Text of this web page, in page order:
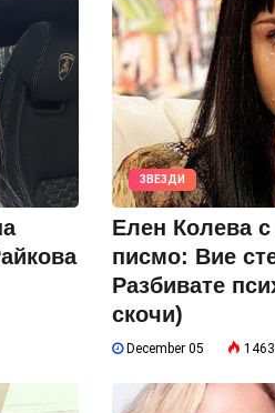
ЗВЕЗДИ
Елен Колева
писмо: Вие
Разбивате
скочи)
December 05 1463